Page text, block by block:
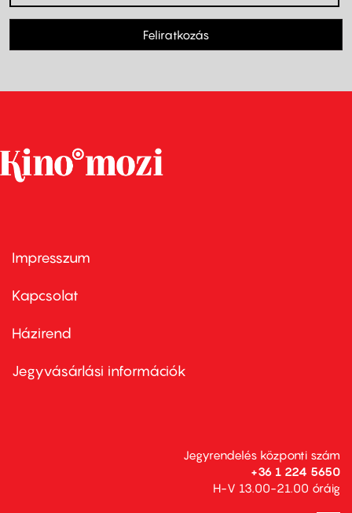
Feliratkozás
Footer
first
Impresszum
Kapcsolat
Footer
second
Házirend
Jegyvásárlási információk
Jegyrendelés központi szám
+36 1 224 5650
H-V 13.00-21.00 óráig